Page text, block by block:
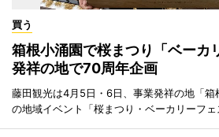
買う
箱根小涌園で桜まつり「ベー
発祥の地で70周年企画
藤田観光は4月5日・6日、事業発祥の地「
の地域イベント「桜まつり・ベーカリーフェ